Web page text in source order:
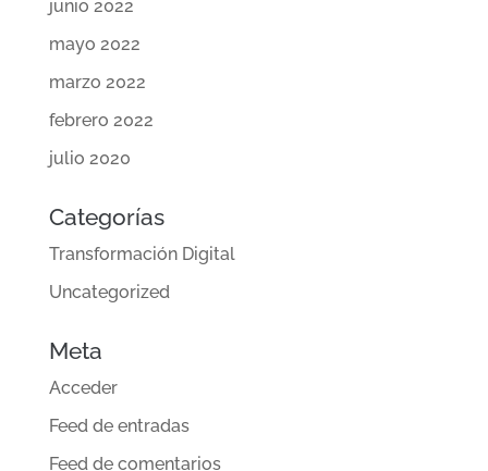
junio 2022
mayo 2022
marzo 2022
febrero 2022
julio 2020
Categorías
Transformación Digital
Uncategorized
Meta
Acceder
Feed de entradas
Feed de comentarios